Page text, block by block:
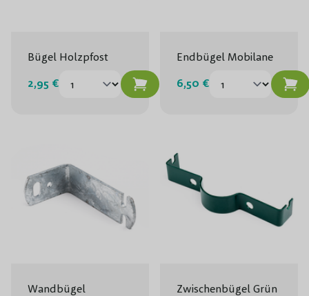
Bügel Holzpfost
2,95 €
Endbügel Mobilane
6,50 €
Wandbügel
Zwischenbügel Grün